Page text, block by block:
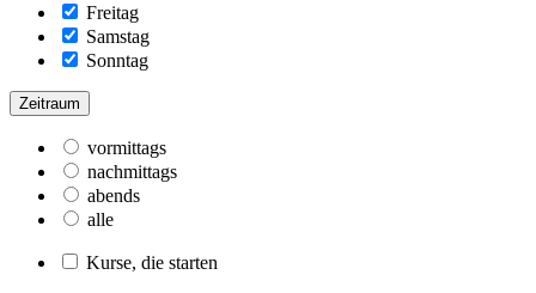
Freitag
Samstag
Sonntag
Zeitraum
vormittags
nachmittags
abends
alle
Kurse, die starten